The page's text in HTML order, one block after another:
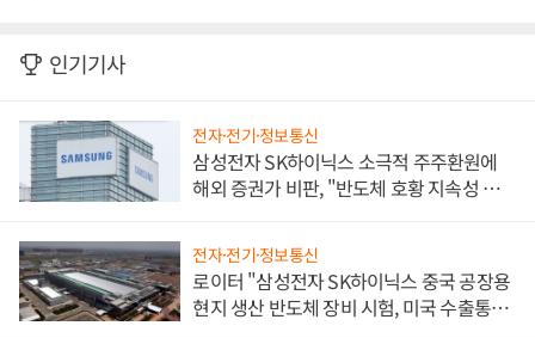
인기기사
전자·전기·정보통신
삼성전자 SK하이닉스 소극적 주주환원에
해외 증권가 비판, "반도체 호황 지속성 의
전자·전기·정보통신
로이터 "삼성전자 SK하이닉스 중국 공장용
현지 생산 반도체 장비 시험, 미국 수출통제